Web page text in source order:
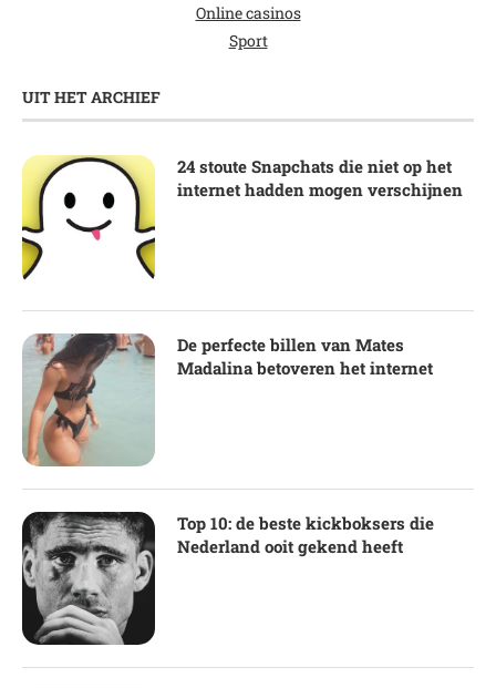
Online casinos
Sport
UIT HET ARCHIEF
24 stoute Snapchats die niet op het
internet hadden mogen verschijnen
De perfecte billen van Mates
Madalina betoveren het internet
Top 10: de beste kickboksers die
Nederland ooit gekend heeft